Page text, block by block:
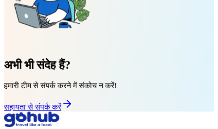
अभी भी संदेह हैं?
हमारी टीम से संपर्क करने में संकोच न करें!
सहायता से संपर्क करें